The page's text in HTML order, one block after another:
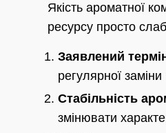
Якість ароматної
ресурсу просто
Заявлений термін
регулярної заміни
Стабільність
змінювати